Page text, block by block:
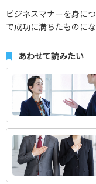
ビジネスマナーを身に
で成功に満ちたものに
あわせて読みたい